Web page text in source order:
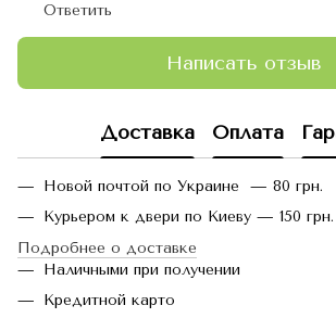
Ответить
Написать отзыв
Доставка Оплата
Новой почтой по Украине — 80 грн.
Курьером к двери по Киеву — 150 грн.
Подробнее о доставке
Наличными при получении
Кредитной карто